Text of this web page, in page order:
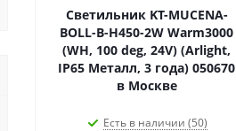
Светильник KT-MUCENA-
BOLL-B-H450-2W Warm3000
(WH, 100 deg, 24V) (Arlight,
IP65 Металл, 3 года) 050670
в Москве
Есть в наличии (50)